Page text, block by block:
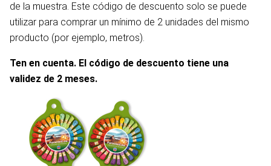
de la muestra. Este código de descuento solo se puede
utilizar para comprar un mínimo de 2 unidades del mismo
producto (por ejemplo, metros).
Ten en cuenta. El código de descuento tiene una
validez de 2 meses.